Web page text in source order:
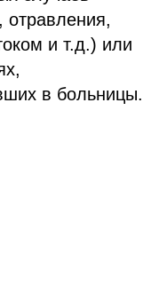
и т.д.) или
в больницы.